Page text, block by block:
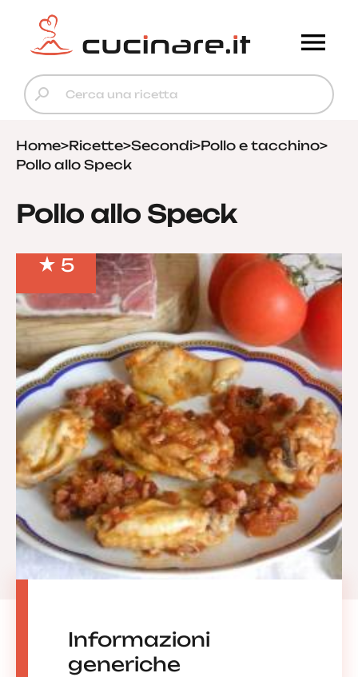
Home>Ricette>Secondi>Pollo e tacchino>
Pollo allo Speck
Pollo allo Speck
5
Informazioni
generiche